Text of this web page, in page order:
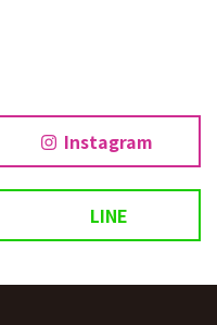
Instagram
LINE